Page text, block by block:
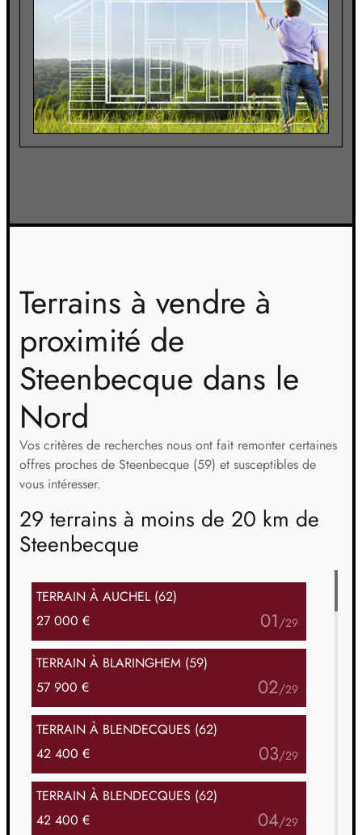
Terrains à vendre à
proximité de
Steenbecque dans le
Nord
Vos critères de recherches nous ont fait remonter certaines
offres proches de Steenbecque (59) et susceptibles de
vous intéresser.
29 terrains à moins de 20 km de
Steenbecque
TERRAIN À AUCHEL (62)
27 000 €
01/29
TERRAIN À BLARINGHEM (59)
57 900 €
02/29
TERRAIN À BLENDECQUES (62)
42 400 €
03/29
TERRAIN À BLENDECQUES (62)
42 400 €
04/29